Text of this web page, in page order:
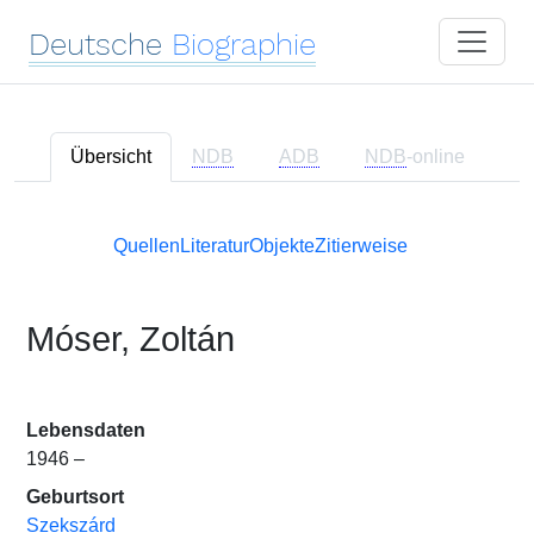
Deutsche Biographie
Übersicht NDB ADB NDB-online
Quellen LiteraturObjekteZitierweise
Móser, Zoltán
Lebensdaten
1946 –
Geburtsort
Szekszárd